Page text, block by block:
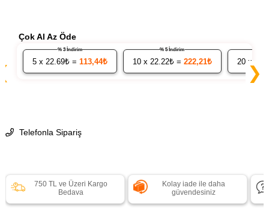
Çok Al Az Öde
5x 22.69₺ = 113,44₺
% 3 İndirim
10x 22.22₺ = 222,21₺
% 5 İndirim
20x
❯
Telefonla Sipariş
750 TL ve Üzeri Kargo
Bedava
Kolay iade ile daha
güvendesiniz